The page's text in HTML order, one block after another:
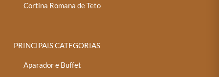
Cortina Romana de Teto
PRINCIPAIS CATEGORIAS
Aparador e Buffet